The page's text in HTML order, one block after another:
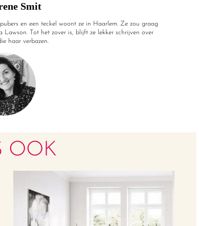
Smit
en een teckel woont ze in Haarlem. Ze zou graag
Tot het zover is, blijft ze lekker schrijven over
haar verbazen.
OOK